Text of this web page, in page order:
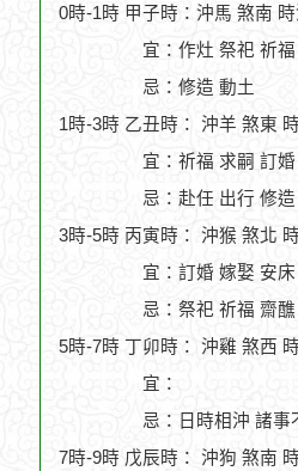
0時-1時 甲子時：沖馬 煞南
宜：作灶 祭祀 祈
忌：修造 動土
1時-3時 乙丑時： 沖羊 煞東
宜：祈福 求嗣 訂
忌：赴任 出行 修造
3時-5時 丙寅時： 沖猴 煞北
宜：訂婚 嫁娶 安
忌：祭祀 祈福 齋
5時-7時 丁卯時： 沖雞 煞西
宜：
忌：日時相沖 諸事
7時-9時 戊辰時： 沖狗 煞南